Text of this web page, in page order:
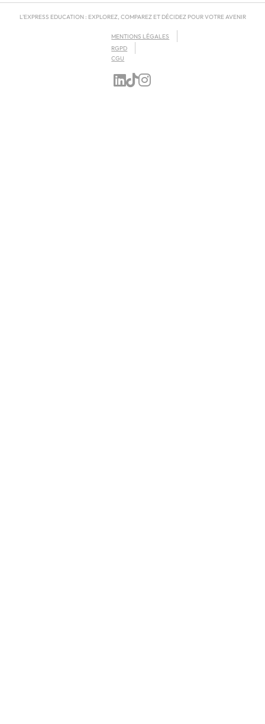
L'EXPRESS EDUCATION : EXPLOREZ, COMPAREZ ET DÉCIDEZ POUR VOTRE AVENIR
MENTIONS LÉGALES
RGPD
CGU